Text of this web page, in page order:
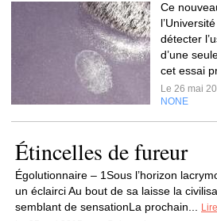
Ce
détecter
d’une
cet essai
Le 26 mai
NONE
Étincelles de fureur
Égolutionnaire – 1Sous l’horizon
un éclairci Au bout de sa laisse la
semblant de sensationLa prochain...